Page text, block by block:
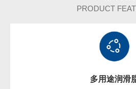
PRODUCT
多用途润滑